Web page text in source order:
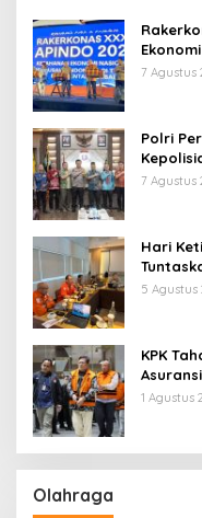
7 Agustus
Polri
7 Agustus
Hari
5 Agustus
KPK
1 Agustus
Olahraga